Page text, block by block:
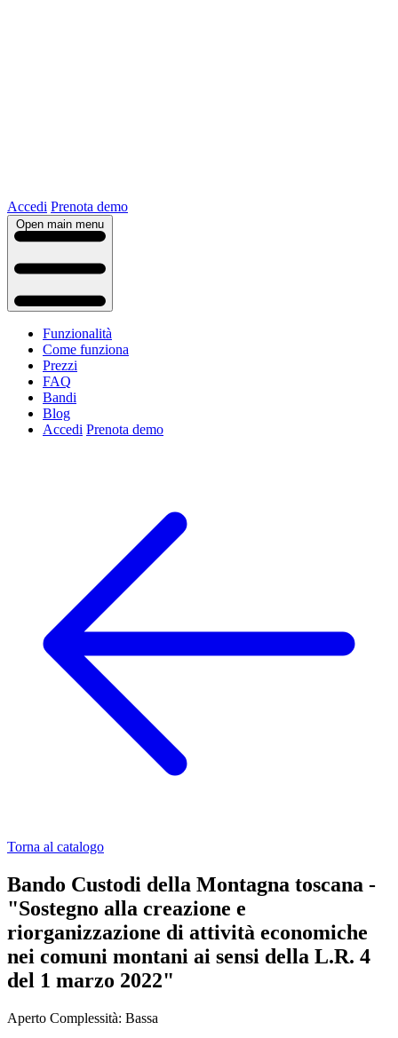
Accedi Prenota demo
Open main menu
Funzionalità
Come funziona
Prezzi
FAQ
Bandi
Blog
Accedi Prenota demo
Torna al catalogo
Bando Custodi della Montagna toscana -
"Sostegno alla creazione e
riorganizzazione di attività economiche
nei comuni montani ai sensi della L.R. 4
del 1 marzo 2022"
Aperto Complessità: Bassa